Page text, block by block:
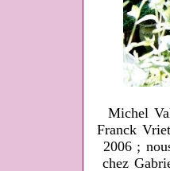
Michel
Franck
2006 ;
chez